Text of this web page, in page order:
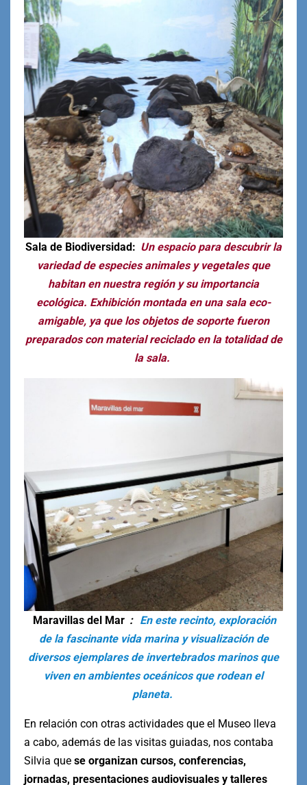
Sala de Biodiversidad: Un espacio para descubrir la
variedad de especies animales y vegetales que
habitan en nuestra región y su importancia
ecológica. Exhibición montada en una sala eco-
amigable, ya que los objetos de soporte fueron
preparados con material reciclado en la totalidad de
la sala.
Maravillas del Mar :
En este recinto, exploración
de la fascinante vida marina y visualización de
diversos ejemplares de invertebrados marinos que
viven en ambientes oceánicos que rodean el
planeta.
En relación con otras actividades que el Museo lleva
a cabo, además de las visitas guiadas, nos contaba
Silvia que se organizan cursos, conferencias,
jornadas, presentaciones audiovisuales y talleres